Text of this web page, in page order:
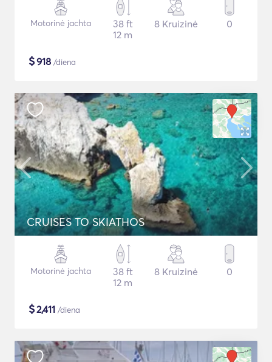
Motorinė jachta
38 ft
12 m
8 Kruizinė 0
$918 /diena
CRUISES TO SKIATHOS
Motorinė jachta
38 ft
12 m
8 Kruizinė 0
$2,411 /diena